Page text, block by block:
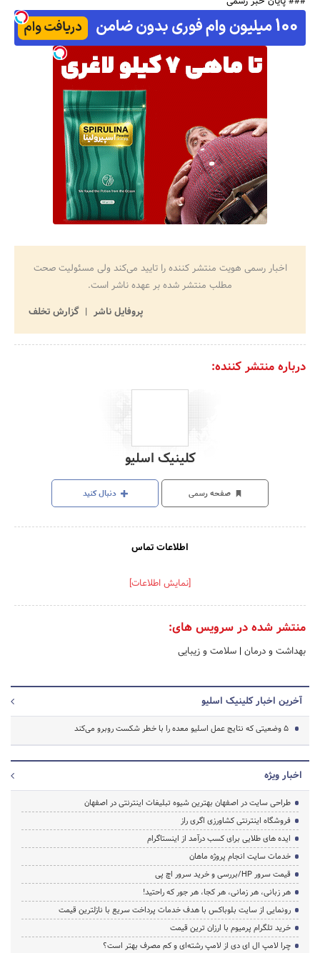
اخبار رسمی هویت منتشر کننده را تایید می‌کند ولی مسئولیت صحت
مطلب منتشر شده بر عهده ناشر است.
پروفایل ناشر
گزارش تخلف
درباره منتشر کننده:
کلینیک اسلیو
صفحه رسمی دنبال کنید
اطلاعات تماس
[نمایش اطلاعات]
منتشر شده در سرویس های:
بهداشت و درمان | سلامت و زیبایی
آخرین اخبار کلینیک اسلیو
5 وضعیتی که نتایج عمل اسلیو معده را با خطر شکست روبرو می‌کند
اخبار ویژه
طراحی سایت در اصفهان بهترین شیوه تبلیغات اینترنتی در اصفهان
فروشگاه اینترنتی کشاورزی اگری راز
ایده های طلایی برای کسب درآمد از اینستاگرام
خدمات سایت انجام پروژه ماهان
قیمت سرور HP/بررسی و خرید سرور اچ پی
هر زبانی، هر زمانی، هر کجا، هر جور که راحتید!
رونمایی از سایت بلوباکس با هدف خدمات پرداخت سریع با نازلترین قیمت
خرید تلگرام پرمیوم با ارزان ترین قیمت
چرا لامپ ال ای دی از لامپ رشته‌ای و کم مصرف بهتر است؟